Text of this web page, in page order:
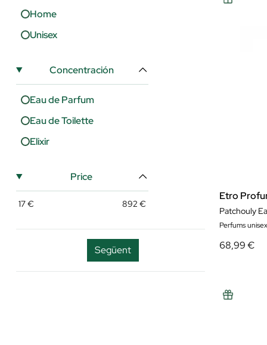
Xerjoff
Yves Saint Laurent
Home
Unisex
Concentración
Eau de Parfum
Eau de Toilette
Elixir
Price
17€ 892 €
Següent
Etro
Patchouly
Perfums unisex
68,99 €